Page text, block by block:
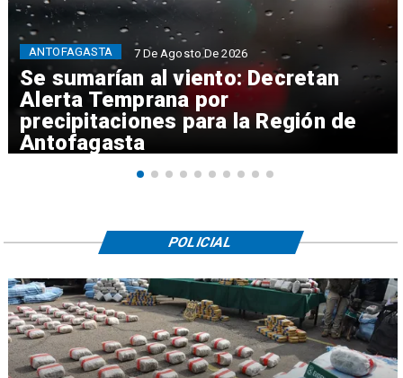
Se sumarían al viento: Decretan
Alerta Temprana por
precipitaciones para la Región de
Antofagasta
ANTOFAGASTA 7 De Agosto De 2026
POLICIAL